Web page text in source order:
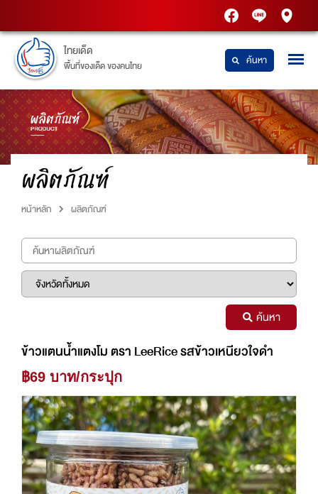
PTT
PTT
ไทยเด็ด
พื้นที่ของเด็ด ของคนไทย ค้นหา
ผลิตภัณฑ์
หน้าหลัก ผลิตภัณฑ์
ค้นหา
ข้าวแตนน้ำแตงโม ตรา LeeRice รสข้าวเหนียวใจดำ
฿69 บาท/กระปุก